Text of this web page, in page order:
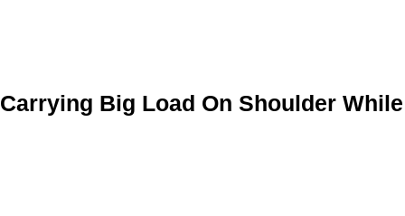
Carrying Big Load On Shoulder While